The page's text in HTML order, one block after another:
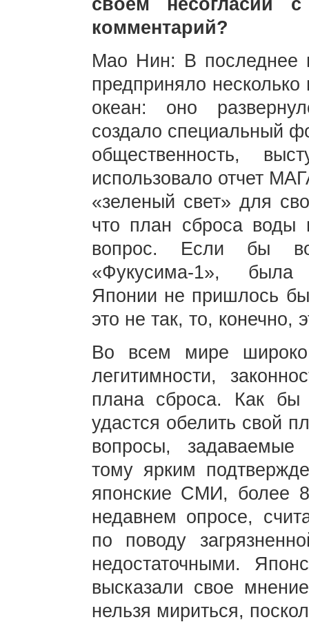
своем несогласии
комментарий?
Мао Нин: В последнее
предприняло
океан: оно
создало специальный
общественность,
использовало отчет
«зеленый свет» для
что план сброса
вопрос. Если бы
«Фукусима-1», была
Японии не пришлось
это не так, то, конечно,
Во всем мире широко
легитимности,
плана сброса. Как
удастся обелить свой
вопросы,
тому ярким
японские СМИ, более
недавнем опросе,
по поводу
недостаточными.
высказали свое
нельзя мириться,